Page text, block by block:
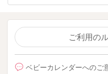
ご利用の
ベビーカレンダーへのご